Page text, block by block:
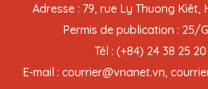
Adresse : 79, rue Ly Thuong Kiêt,
Permis de publication : 25/
Tél : (+84) 24 38 25
E-mail : courrier@vnanet.vn,